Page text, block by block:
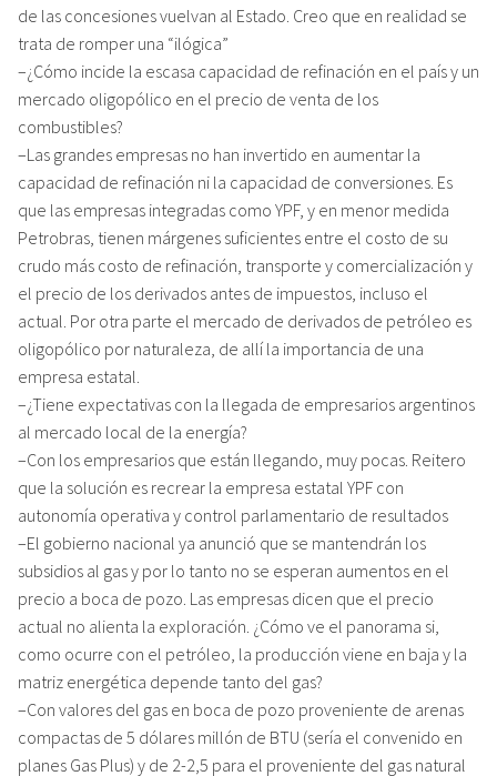
de las concesiones vuelvan al Estado. Creo que en realidad se
trata de romper una “ilógica”
–¿Cómo incide la escasa capacidad de refinación en el país y un
mercado oligopólico en el precio de venta de los
combustibles?
–Las grandes empresas no han invertido en aumentar la
capacidad de refinación ni la capacidad de conversiones. Es
que las empresas integradas como YPF, y en menor medida
Petrobras, tienen márgenes suficientes entre el costo de su
crudo más costo de refinación, transporte y comercialización y
el precio de los derivados antes de impuestos, incluso el
actual. Por otra parte el mercado de derivados de petróleo es
oligopólico por naturaleza, de allí la importancia de una
empresa estatal.
–¿Tiene expectativas con la llegada de empresarios argentinos
al mercado local de la energía?
–Con los empresarios que están llegando, muy pocas. Reitero
que la solución es recrear la empresa estatal YPF con
autonomía operativa y control parlamentario de resultados
–El gobierno nacional ya anunció que se mantendrán los
subsidios al gas y por lo tanto no se esperan aumentos en el
precio a boca de pozo. Las empresas dicen que el precio
actual no alienta la exploración. ¿Cómo ve el panorama si,
como ocurre con el petróleo, la producción viene en baja y la
matriz energética depende tanto del gas?
–Con valores del gas en boca de pozo proveniente de arenas
compactas de 5 dólares millón de BTU (sería el convenido en
planes Gas Plus) y de 2-2,5 para el proveniente del gas natural